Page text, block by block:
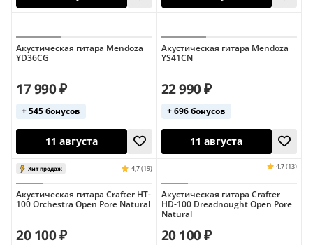
Состояние: плохое Состояние:
13 августа
Акустическая гитара Mendoza
YD36CG
17 990 ₽
+ 545 бонусов
Акустическая гитара Mendoza
YS41CN
22 990 ₽
+ 696 бонусов
Акустическая гитара Crafter HT-
100 Orchestra Open Pore Natural
20 100 ₽
Акустическая гитара Crafter
HD-100 Dreadnought Open Pore
Natural
20 100 ₽